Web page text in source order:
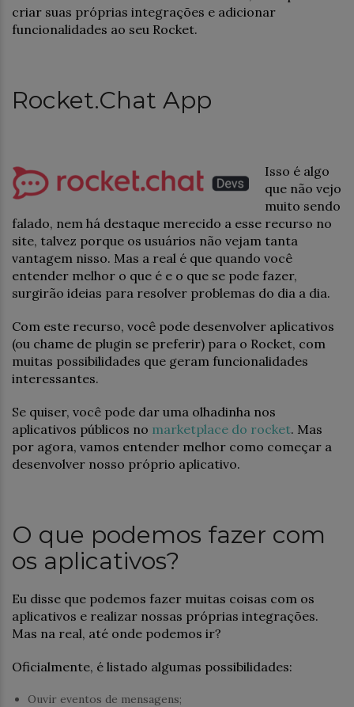
criar suas próprias integrações e adicionar
funcionalidades ao seu Rocket.
Rocket.Chat App
Isso é algo
que não vejo
muito sendo
falado, nem há destaque merecido a esse recurso no
site, talvez porque os usuários não vejam tanta
vantagem nisso. Mas a real é que quando você
entender melhor o que é e o que se pode fazer,
surgirão ideias para resolver problemas do dia a dia.
Com este recurso, você pode desenvolver aplicativos
(ou chame de plugin se preferir) para o Rocket, com
muitas possibilidades que geram funcionalidades
interessantes.
Se quiser, você pode dar uma olhadinha nos
aplicativos públicos no marketplace do rocket. Mas
por agora, vamos entender melhor como começar a
desenvolver nosso próprio aplicativo.
O que podemos fazer com
os aplicativos?
Eu disse que podemos fazer muitas coisas com os
aplicativos e realizar nossas próprias integrações.
Mas na real, até onde podemos ir?
Oficialmente, é listado algumas possibilidades:
Ouvir eventos de mensagens;